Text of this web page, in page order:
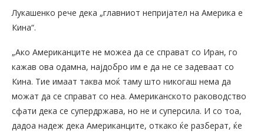
Лукашенко рече дека „главниот непријател на Америка е
Кина“.
„Aко Американците не можеа да се справат со Иран, го
кажав ова одамна, најдобро им е да не се задеваат со
Кина. Тие имаат таква моќ таму што никогаш нема да
можат да се справат со неа. Американското раководство
сфати дека се супердржава, но не и суперсила. И со тоа,
дадоа надеж дека Американците, откако ќе разберат, ќе